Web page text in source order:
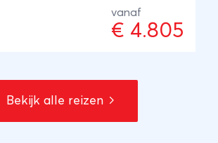
vanaf
€ 4.805
Bekijk alle reizen